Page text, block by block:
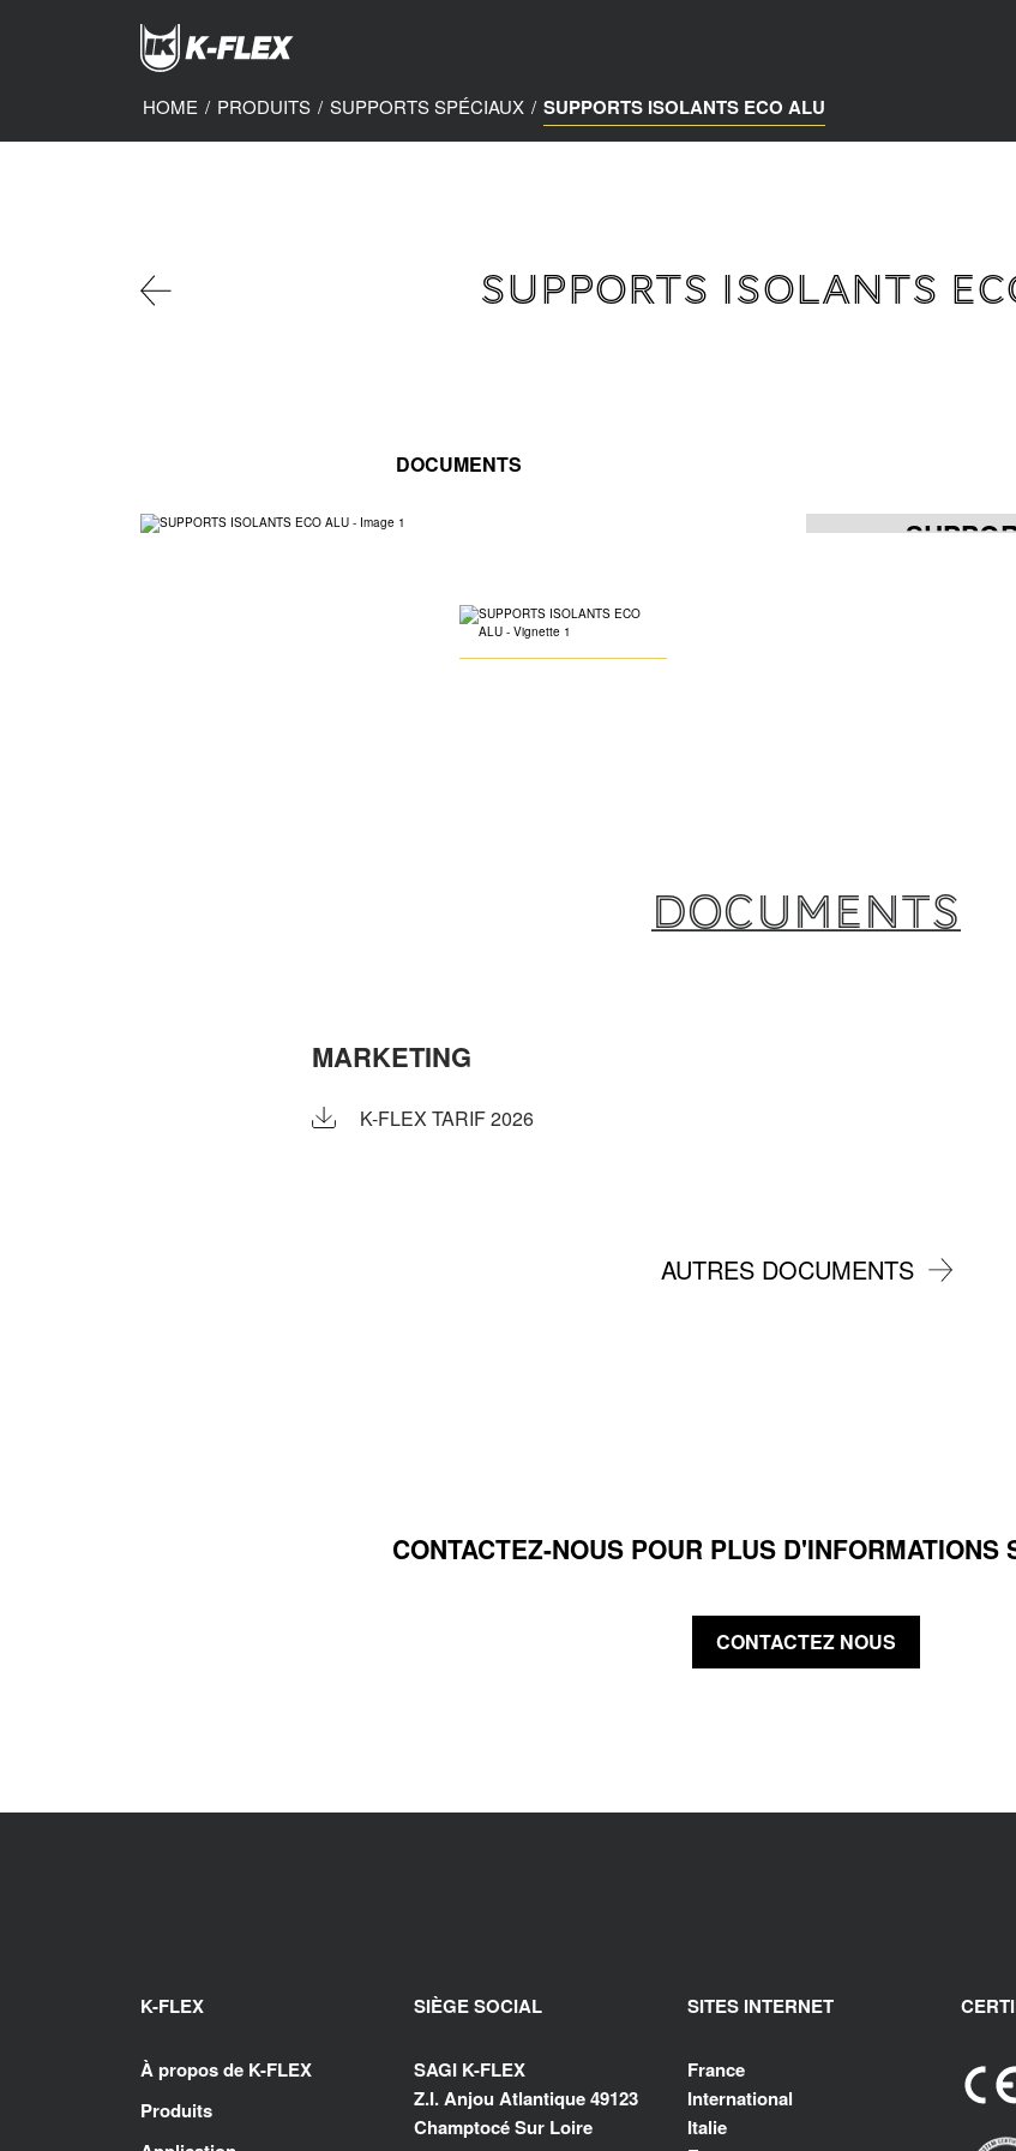
HOME / PRODUITS / SUPPORTS SPÉCIAUX / SUPPORTS ISOLANTS ECO ALU
SUPPORTS ISOLANTS
DOCUMENTS
Documents
MARKETING
K-FLEX TARIF 2026
AUTRES DOCUMENTS
CONTACTEZ-NOUS POUR PLUS D'INFORMATIONS
CONTACTEZ NOUS
K-FLEX
À propos de K-FLEX
Produits
SIÈGE SOCIAL
SAGI K-FLEX
Z.I. Anjou Atlantique 49123
Champtocé Sur Loire
SITES INTERNET
France
International
Italie